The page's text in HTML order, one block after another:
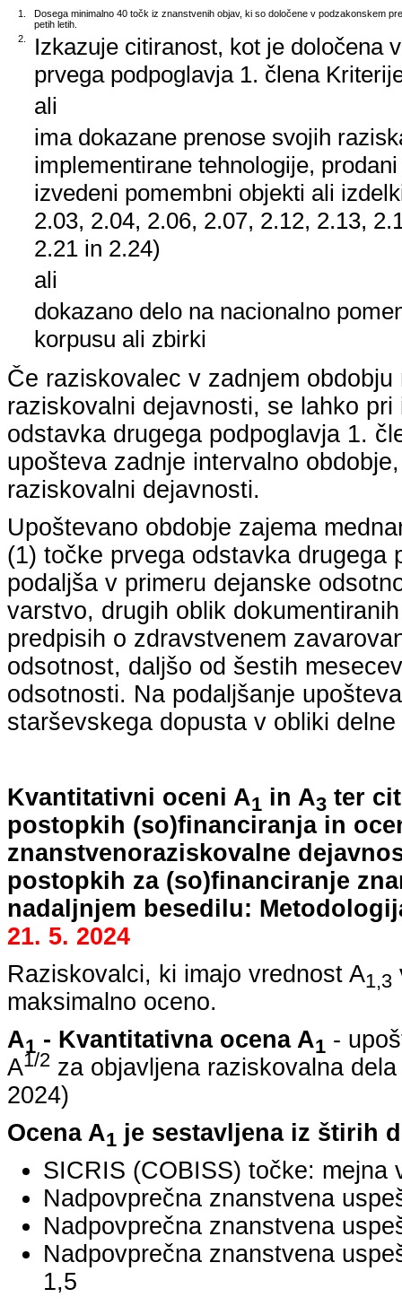
1.
Dosega minimalno 40 točk iz znanstvenih objav, ki so določene v podzakonskem
petih letih.
2.
Izkazuje citiranost, kot je določena
prvega podpoglavja 1. člena
ali
ima dokazane prenose svojih
implementirane tehnologije,
izvedeni pomembni objekti ali
2.03, 2.04, 2.06, 2.07, 2.12, 2.13,
2.21 in 2.24)
ali
dokazano delo na nacionalno
korpusu ali zbirki
Če raziskovalec v zadnjem
raziskovalni dejavnosti, se lahko
odstavka drugega podpoglavja 1.
upošteva zadnje intervalno
raziskovalni dejavnosti.
Upoštevano obdobje zajema
(1) točke prvega odstavka drugega
podaljša v primeru dejanske
varstvo, drugih oblik
predpisih o zdravstvenem
odsotnost, daljšo od šestih
odsotnosti. Na podaljšanje
starševskega dopusta v obliki
Kvantitativni oceni A1 in A3 ter
postopkih (so)financiranja in
znanstvenoraziskovalne
postopkih za (so)financiranje
nadaljnjem besedilu:
21. 5. 2024
Raziskovalci, ki imajo vrednost A1,3
maksimalno oceno.
A1 - Kvantitativna ocena A1 -
A1/2 za objavljena raziskovalna
2024)
Ocena A1 je sestavljena iz štirih
SICRIS (COBISS) točke: mejna
Nadpovprečna znanstvena
Nadpovprečna znanstvena
Nadpovprečna znanstvena
1,5